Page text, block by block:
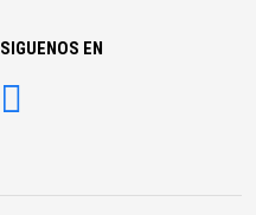
SIGUENOS EN